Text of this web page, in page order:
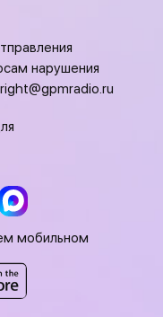
нарушения
мобильном